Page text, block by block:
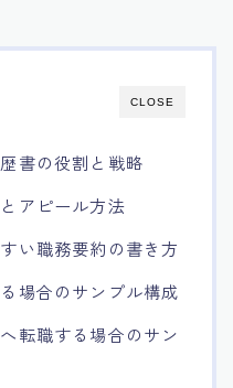
CLOSE
書の役割と戦略
アピール方法
い職務要約の書き方
場合のサンプル構成
転職する場合のサン